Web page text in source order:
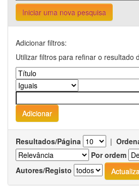
Iniciar uma nova pesquisa
Adicionar filtros:
Utilizar filtros para refinar o resultado
Resultados/Página |
Por ordem
Autores/Registo